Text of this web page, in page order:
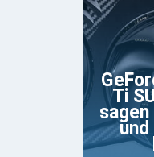
Ti
sagen
und